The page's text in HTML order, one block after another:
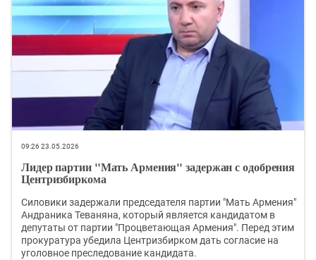
09:26 23.05.2026
Лидер партии "Мать Армения" задержан с одобрения
Центризбиркома
Силовики задержали председателя партии "Мать Армения"
Андраника Теваняна, который является кандидатом в
депутаты от партии "Процветающая Армения". Перед этим
прокуратура убедила Центризбирком дать согласие на
уголовное преследование кандидата.